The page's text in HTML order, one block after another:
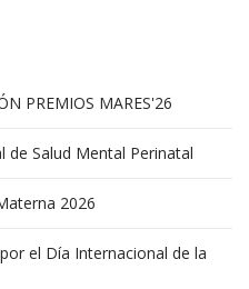
PREMIOS MARES'26
de Salud Mental Perinatal
2026
el Día Internacional de la